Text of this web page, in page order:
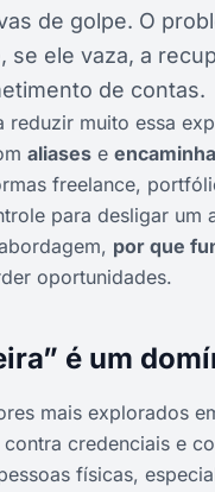
de golpe. O
se ele vaza, a
de contas.
muito essa
aliases e
freelance,
para desligar um
por que
oportunidades.
é um
mais explorados
contra credenciais e
físicas,